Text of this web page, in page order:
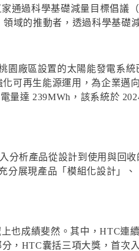
通過科學基礎減量目標倡議
域的推動者，透過科學基礎
園廠區設置的太陽能發電系
可再生能源運用，為企業
量達 239MWh，該系統於
分析產品從設計到使用與回
分展現產品「模組化設計」
也成績斐然。其中，HTC連
，HTC囊括三項大獎，首次